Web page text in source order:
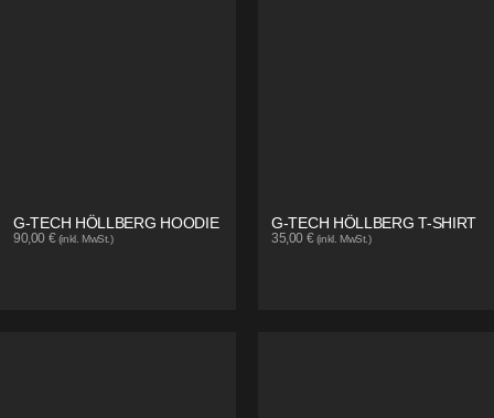
G-TECH HÖLLBERG HOODIE
90,00 € (inkl. MwSt.)
G-TECH HÖLLBERG T-SHIRT
35,00 € (inkl. MwSt.)